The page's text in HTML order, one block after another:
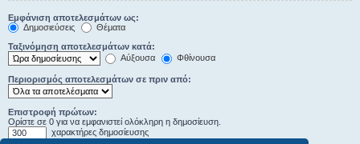
Εμφάνιση αποτελεσμάτων ως:
Δημοσιεύσεις
Θέματα
Ταξινόμηση αποτελεσμάτων κατά:
Αύξουσα
Φθίνουσα
Περιορισμός αποτελεσμάτων σε πριν από:
Επιστροφή πρώτων:
Ορίστε σε 0 για να εμφανιστεί ολόκληρη η δημοσίευση.
χαρακτήρες δημοσίευσης